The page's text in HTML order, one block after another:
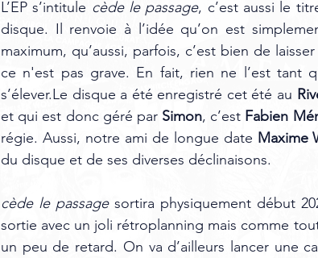
L’EP s’intitule cède le passage, c’est aussi le
disque. Il renvoie à l’idée qu’on est
maximum, qu’aussi, parfois, c’est bien de
ce n'est pas grave. En fait, rien ne l’est tant
s’élever.Le disque a été enregistré cet été au
et qui est donc géré par Simon, c’est Fabien
régie. Aussi, notre ami de longue date Maxime
du disque et de ses diverses déclinaisons.
cède le passage sortira physiquement début
sortie avec un joli rétroplanning mais comme
un peu de retard. On va d’ailleurs lancer une